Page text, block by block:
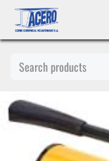
Ir al contenido